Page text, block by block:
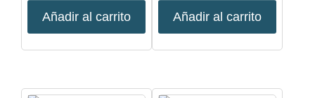
Añadir al carrito Añadir al carrito